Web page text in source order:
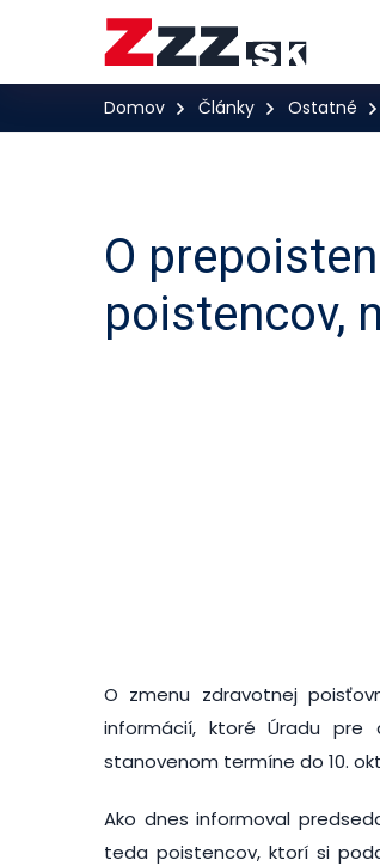
Domov Články Ostatné
O
poistencov,
O zmenu zdravotnej
informácií, ktoré Úradu pre
stanovenom termíne do 10.
Ako dnes informoval
teda poistencov, ktorí si